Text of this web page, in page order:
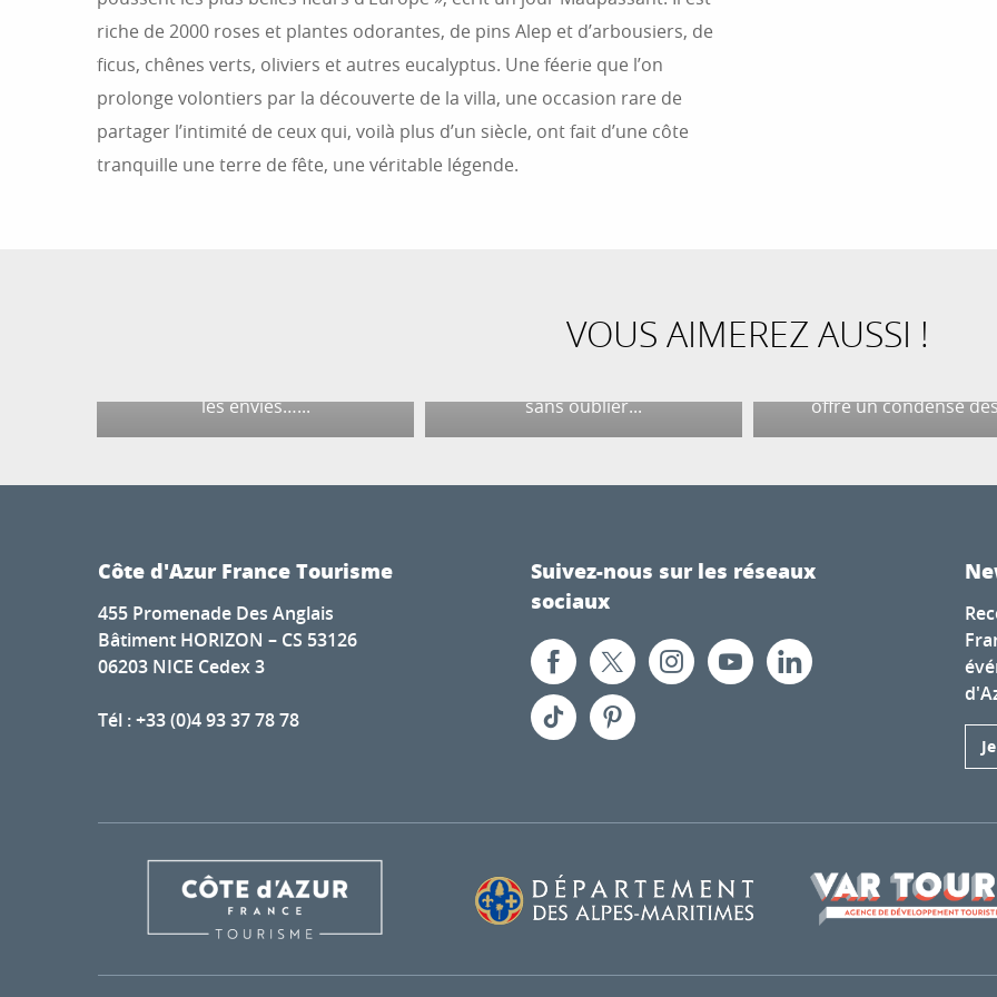
riche de 2000 roses et plantes odorantes, de pins Alep et d’arbousiers, de
ficus, chênes verts, oliviers et autres eucalyptus. Une féerie que l’on
prolonge volontiers par la découverte de la villa, une occasion rare de
partager l’intimité de ceux qui, voilà plus d’un siècle, ont fait d’une côte
tranquille une terre de fête, une véritable légende.
VOUS AIMEREZ AUSSI !
les envies…...
culturelle de la ville. Du célèbre
musée Picasso aux charmantes
sans oublier...
sentiers jusqu’à la
Comme une dernière
offre un condensé
Côte d'Azur France Tourisme
455 Promenade Des Anglais
Bâtiment HORIZON – CS 53126
06203 NICE Cedex 3
Tél : +33 (0)4 93 37 78 78
Suivez-nous sur les réseaux
sociaux